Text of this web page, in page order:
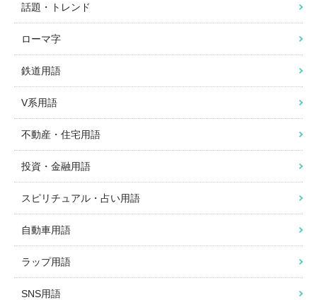
話題・トレンド
ローマ字
鉄道用語
V系用語
不動産・住宅用語
投資・金融用語
スピリチュアル・占い用語
自動車用語
ラップ用語
SNS用語